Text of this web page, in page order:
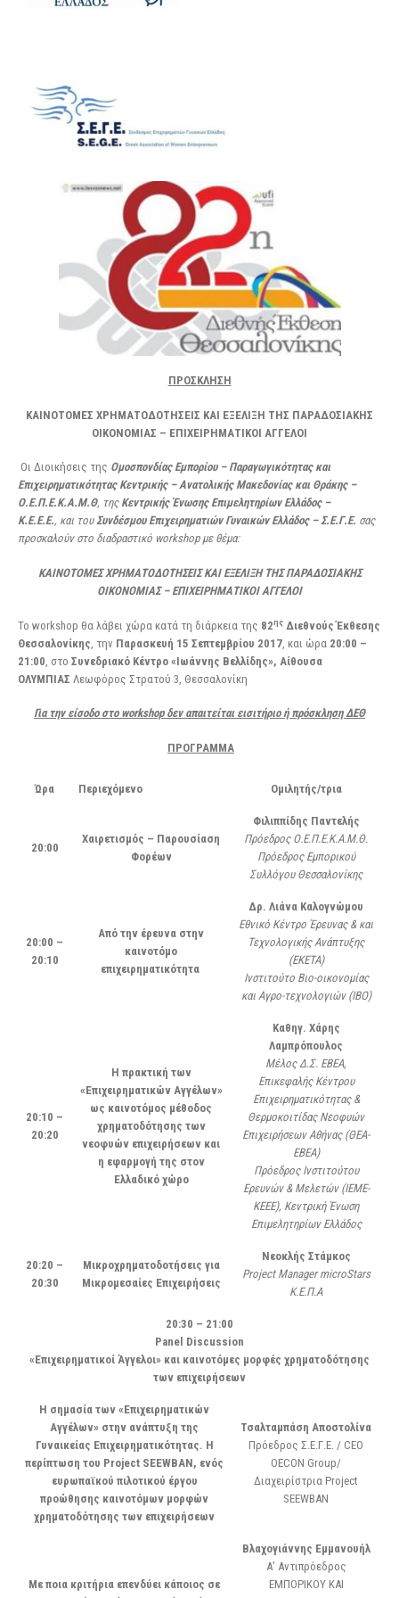
ΠΡΟΣΚΛΗΣΗ
ΚΑΙΝΟΤΟΜΕΣ ΧΡΗΜΑΤΟΔΟΤΗΣΕΙΣ ΚΑΙ ΕΞΕΛΙΞΗ ΤΗΣ ΠΑΡΑΔΟΣΙΑΚΗΣ
ΟΙΚΟΝΟΜΙΑΣ – ΕΠΙΧΕΙΡΗΜΑΤΙΚΟΙ ΑΓΓΕΛΟΙ
Οι Διοικήσεις της Ομοσπονδίας Εμπορίου – Παραγωγικότητας και
Επιχειρηματικότητας Κεντρικής – Ανατολικής Μακεδονίας και Θράκης –
Ο.Ε.Π.Ε.Κ.Α.Μ.Θ, της Κεντρικής Ένωσης Επιμελητηρίων Ελλάδος –
Κ.Ε.Ε.Ε., και τουΣυνδέσμου Επιχειρηματιών Γυναικών Ελλάδος – Σ.Ε.Γ.Ε. σας
προσκαλούν στο διαδραστικό workshopμε θέμα:
ΚΑΙΝΟΤΟΜΕΣ ΧΡΗΜΑΤΟΔΟΤΗΣΕΙΣ ΚΑΙ ΕΞΕΛΙΞΗ ΤΗΣ ΠΑΡΑΔΟΣΙΑΚΗΣ
ΟΙΚΟΝΟΜΙΑΣ – ΕΠΙΧΕΙΡΗΜΑΤΙΚΟΙ ΑΓΓΕΛΟΙ
Το workshop θα λάβει χώρα κατά τη διάρκεια της 82ης Διεθνούς Έκθεσης
Θεσσαλονίκης , την Παρασκευή 15 Σεπτεμβρίου 2017 , και ώρα 20:00 –
21:00 , στο Συνεδριακό Κέντρο «Ιωάννης Βελλίδης», Αίθουσα
ΟΛΥΜΠΙΑΣ Λεωφόρος Στρατού 3, Θεσσαλονίκη
Για την είσοδο στο workshop δεν απαιτείται εισιτήριο ή πρόσκληση ΔΕΘ
ΠΡΟΓΡΑΜΜΑ
Ώρα Περιεχόμενο Ομιλητής/τρια
20:00
Χαιρετισμός – Παρουσίαση
Φορέων
Φιλιππίδης Παντελής
Πρόεδρος Ο.Ε.Π.Ε.Κ.Α.Μ.Θ.
Πρόεδρος Εμπορικού
Συλλόγου Θεσσαλονίκης
20:00 –
20:1 0
Από την έρευνα στην
καινοτόμο
επιχειρηματικότητα
Δρ. Λιάνα Καλογνώμου
Εθνικό Κέντρο Έρευνας & και
Τεχνολογικής Ανάπτυξης
(ΕΚΕΤΑ)
Ινστιτούτο Βιο-οικονομίας
και Αγρο-τεχνολογιών (ΙΒΟ)
20:1 0 –
20:20
Η πρακτική των
«Επιχειρηματικών Αγγέλων»
ως καινοτόμος μέθοδος
χρηματοδότησης των
νεοφυών επιχειρήσεων και
η εφαρμογή της στον
Ελλαδικό χώρο
Καθηγ. Χάρης
Λαμπρόπουλος
Μέλος Δ.Σ. ΕΒΕΑ,
Επικεφαλής Κέντρου
Επιχειρηματικότητας &
Θερμοκοιτίδας Νεοφυών
Επιχειρήσεων Αθήνας (ΘΕΑ-
ΕΒΕΑ)
Πρόεδρος Ινστιτούτου
Ερευνών & Μελετών (ΙΕΜΕ-
ΚΕΕΕ), Κεντρική Ένωση
Επιμελητηρίων Ελλάδος
20:20 –
20:30
Μικροχρηματοδοτήσεις για
Μικρομεσαίες Επιχειρήσεις
Νεοκλής Στάμκος
Project Manager microStars
Κ.Ε.Π.Α
20:30 – 21:00
Panel Discussion
«Επιχειρηματικοί Άγγελοι» και καινοτόμες μορφές χρηματοδότησης
των επιχειρήσεων
Η σημασία των «Επιχειρηματικών
Αγγέλων» στην ανάπτυξη της
Γυναικείας Επιχειρηματικότητας. Η
περίπτωση του Project SEEWBAN, ενός
ευρωπαϊκού πιλοτικού έργου
προώθησης καινοτόμων μορφών
χρηματοδότησης των επιχειρήσεων
Τσαλταμπάση Αποστολίνα
Πρόεδρος Σ.Ε.Γ.Ε. / CEO
OECON Group/
Διαχειρίστρια Project
SEEWBAN
Με ποια κριτήρια επενδύει κάποιος σε
Βλαχογιάννης Εμμανουήλ
Α’ Αντιπρόεδρος
ΕΜΠΟΡΙΚΟΥ ΚΑΙ